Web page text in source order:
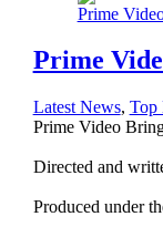
Prime
Latest News, Top
Prime Video
Directed and
Produced under